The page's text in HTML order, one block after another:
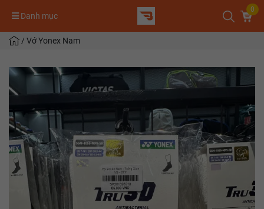
Danh mục
0
/ Vớ Yonex Nam